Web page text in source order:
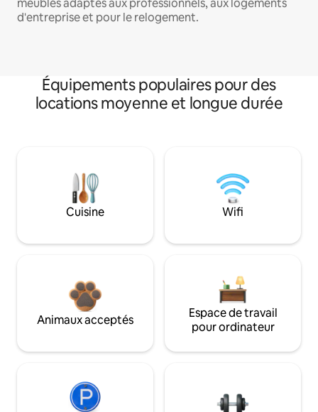
d'entreprise et pour le relogement.
Équipements populaires pour des
locations moyenne et longue durée
Cuisine Wifi
Animaux acceptés
Espace de travail
pour ordinateur